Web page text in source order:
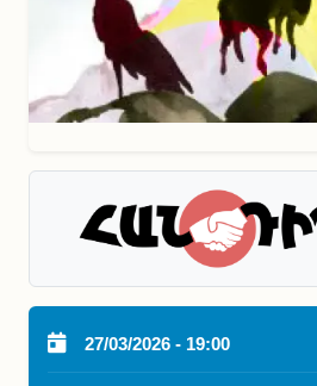
27/03/2026 - 19:00